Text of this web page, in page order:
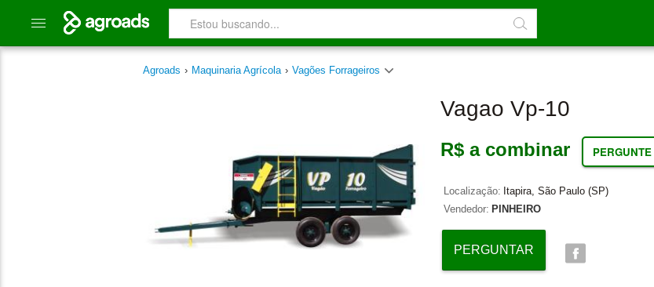
Agroads › Maquinaria Agrícola › Vagões Forrageiros
Vagao Vp-10
R$ a combinar
Localização: Itapira, São Paulo (SP)
Vendedor: PINHEIRO
PERGUNTAR